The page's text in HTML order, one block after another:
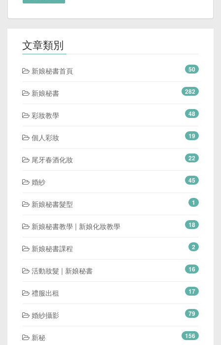
文章類別
新娘秘書首頁 50
新娘秘書 282
彩妝教學 48
個人彩妝 19
尾牙春酒化妝 22
婚紗 45
新娘秘書髮型 1
新娘秘書教學 | 新娘化妝教學 18
新娘秘書課程 2
活動妝髮 | 新娘秘書 16
禮服出租 17
婚紗攝影 79
新秘 156